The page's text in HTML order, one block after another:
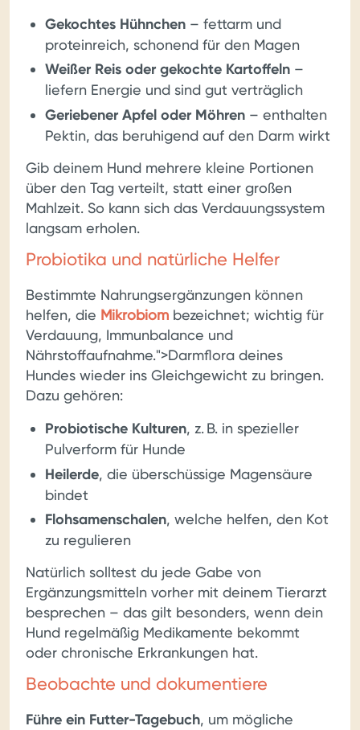
Gekochtes Hühnchen – fettarm und
proteinreich, schonend für den Magen
Weißer Reis oder gekochte Kartoffeln –
liefern Energie und sind gut verträglich
Geriebener Apfel oder Möhren – enthalten
Pektin, das beruhigend auf den Darm wirkt
Gib deinem Hund mehrere kleine Portionen
über den Tag verteilt, statt einer großen
Mahlzeit. So kann sich das Verdauungssystem
langsam erholen.
Probiotika und natürliche Helfer
Bestimmte Nahrungsergänzungen können
helfen, die Mikrobiom bezeichnet; wichtig für
Verdauung, Immunbalance und
Nährstoffaufnahme.">Darmflora deines
Hundes wieder ins Gleichgewicht zu bringen.
Dazu gehören:
Probiotische Kulturen, z. B. in spezieller
Pulverform für Hunde
Heilerde, die überschüssige Magensäure
bindet
Flohsamenschalen, welche helfen, den Kot
zu regulieren
Natürlich solltest du jede Gabe von
Ergänzungsmitteln vorher mit deinem Tierarzt
besprechen – das gilt besonders, wenn dein
Hund regelmäßig Medikamente bekommt
oder chronische Erkrankungen hat.
Beobachte und dokumentiere
Führe ein Futter-Tagebuch, um mögliche